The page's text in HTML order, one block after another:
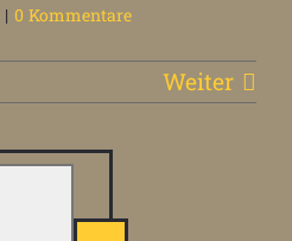
| 0 Kommentare
Weiter